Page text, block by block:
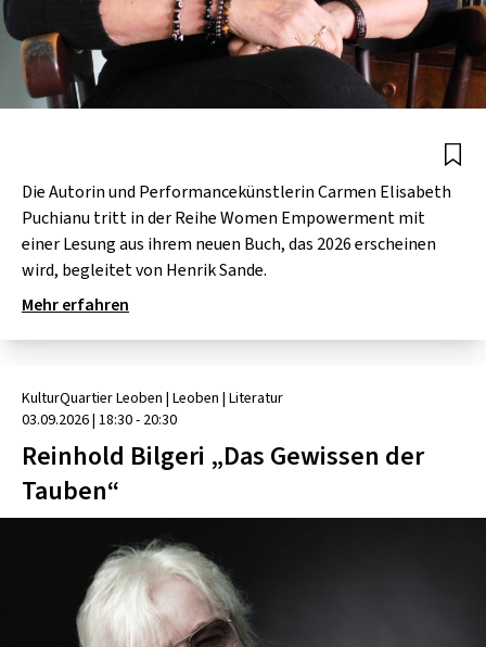
Die Autorin und Performancekünstlerin Carmen Elisabeth
Puchianu tritt in der Reihe Women Empowerment mit
einer Lesung aus ihrem neuen Buch, das 2026 erscheinen
wird, begleitet von Henrik Sande.
Mehr erfahren
KulturQuartier Leoben | Leoben | Literatur
03.09.2026| 18:30 - 20:30
Reinhold Bilgeri „Das Ge­wis­sen der
Tau­ben“